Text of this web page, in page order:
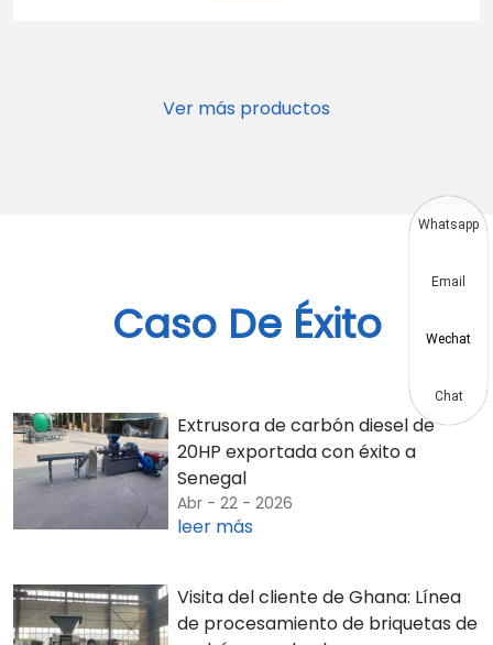
Ver más productos
Caso De Éxito
Extrusora de carbón diesel de
20HP exportada con éxito a
Senegal
Abr - 22 - 2026
leer más
Visita del cliente de Ghana: Línea
de procesamiento de briquetas de
Whatsapp
Email
Wechat
Chat